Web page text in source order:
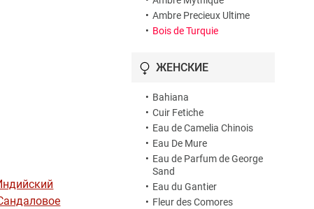
• Ambre Precieux Ultime
• Bois de Turquie
ЖЕНСКИЕ
• Bahiana
• Cuir Fetiche
• Eau de Camelia Chinois
• Eau De Mure
• Eau de Parfum de George
Sand
• Eau du Gantier
• Fleur des Comores